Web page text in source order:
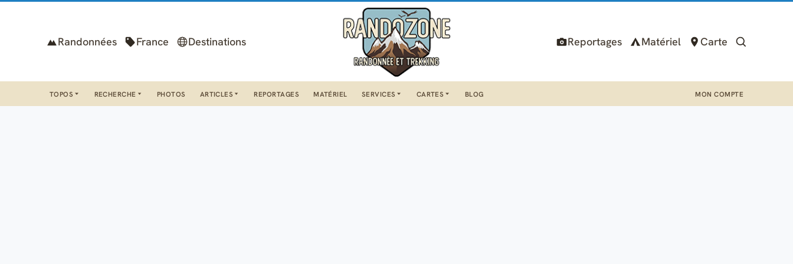
Randonnées France Destinations Reportages Matériel Carte
TOPOS RECHERCHE PHOTOS ARTICLES REPORTAGES MATÉRIEL SERVICES CARTES BLOG MON COMPTE